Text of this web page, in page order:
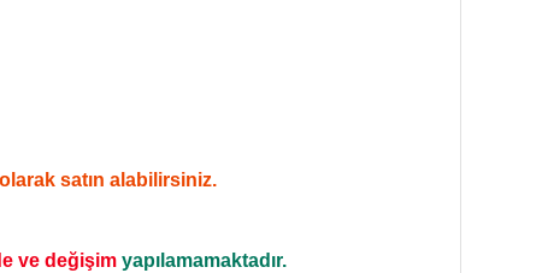
satın alabilirsiniz.
ve değişim yapılamamaktadır.